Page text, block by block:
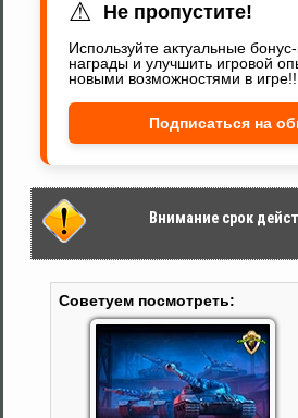
⚠ Не пропустите!
Используйте актуальные
награды и улучшить игровой
новыми возможностями в
Подписаться на
Внимание срок
Советуем посмотреть: